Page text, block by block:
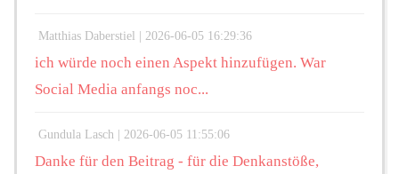
Matthias Daberstiel | 2026-06-05 16:29:36
ich würde noch einen Aspekt hinzufügen. War
Social Media anfangs noc...
Gundula Lasch | 2026-06-05 11:55:06
Danke für den Beitrag - für die Denkanstöße,